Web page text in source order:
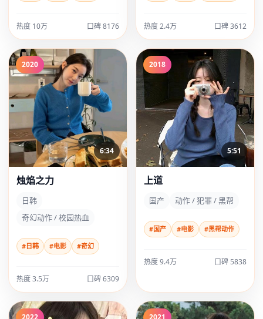
热度 10万 口碑 8176 热度 2.4万 口碑 3612
2020
6:34
烛焰之力
日韩
奇幻动作 / 校园热血
#日韩 #电影 #奇幻
热度 3.5万 口碑 6309
2018
5:51
上道
国产 动作 / 犯罪 / 黑帮
#国产 #电影 #黑帮动作
热度 9.4万 口碑 5838